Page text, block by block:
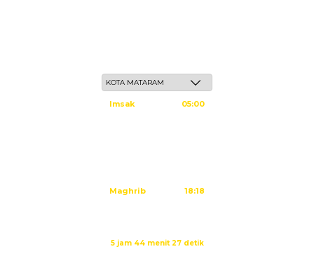
Imsak 05:00
Maghrib 18:18
5 jam 44 menit 27 detik